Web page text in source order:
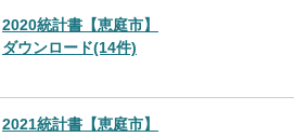
2020統計書【恵庭市】
ダウンロード(14件)
2021統計書【恵庭市】